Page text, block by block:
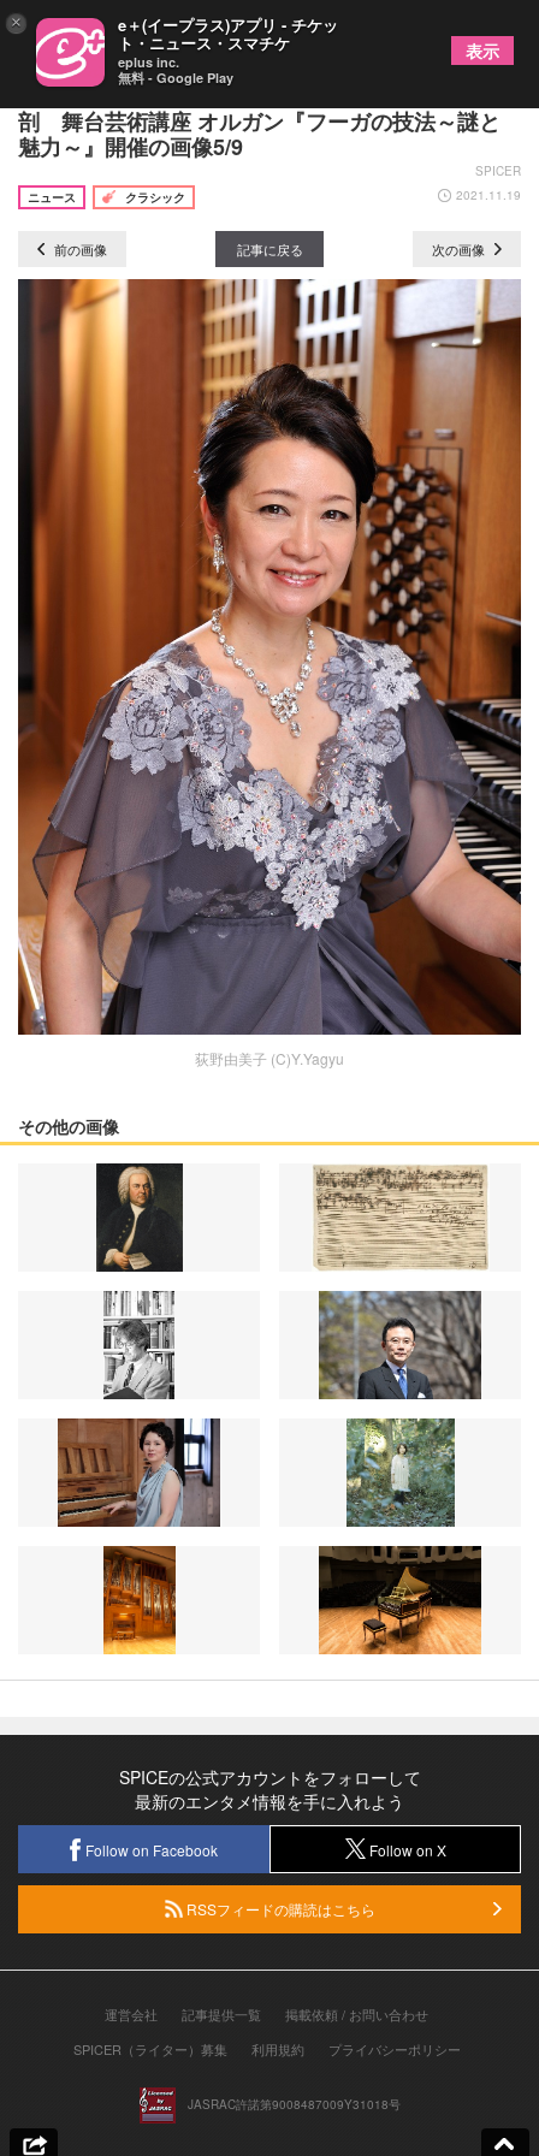
全3回でバッハの最高傑作「フーガの技法」を大解
剖 舞台芸術講座 オルガン『フーガの技法～謎と
魅力～』開催の画像5/9
SPICER
ニュース
クラシック 2021.11.19
前の画像 記事に戻る 次の画像
荻野由美子 (C)Y.Yagyu
その他の画像
SPICEの公式アカウントをフォローして
最新のエンタメ情報を手に入れよう
Follow on Facebook Follow on X
RSSフィードの購読はこちら
運営会社 記事提供一覧
掲載依頼 / お問い合わせ
SPICER（ライター）募集
利用規約 プライバシーポリシー
JASRAC許諾第9008487009Y31018号
× e＋(イープラス)アプリ - チケッ
ト・ニュース・スマチケ
eplus inc.
無料 - Google Play
表示